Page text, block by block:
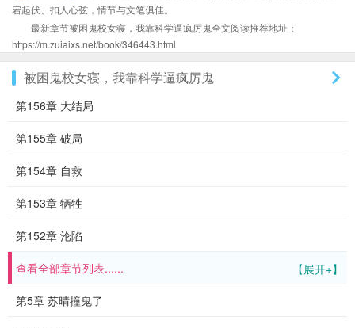
宕起伏、扣人心弦，情节与文笔俱佳。
最新章节被困鬼校女寝，我靠科学逼疯厉鬼全文阅读推荐地址：
https://m.zuiaixs.net/book/346443.html
被困鬼校女寝，我靠科学逼疯厉鬼
第156章 大结局
第155章 破局
第154章 自救
第153章 牺牲
第152章 沦陷
【展开+】
查看全部章节列表......
第5章 苏晴撞鬼了